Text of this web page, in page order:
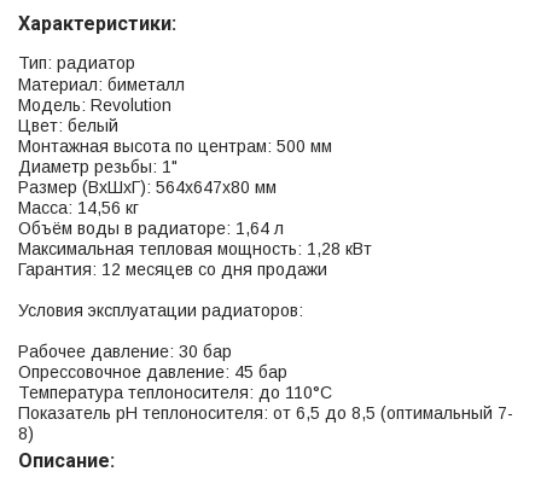
Характеристики:
Тип: радиатор
Материал: биметалл
Модель: Revolution
Цвет: белый
Монтажная высота по центрам: 500 мм
Диаметр резьбы: 1"
Размер (ВхШхГ): 564х647х80 мм
Масса: 14,56 кг
Объём воды в радиаторе: 1,64 л
Максимальная тепловая мощность: 1,28 кВт
Гарантия: 12 месяцев со дня продажи
Условия эксплуатации радиаторов:
Рабочее давление: 30 бар
Опрессовочное давление: 45 бар
Температура теплоносителя: до 110°С
Показатель рН теплоносителя: от 6,5 до 8,5 (оптимальный 7-
8)
Описание: